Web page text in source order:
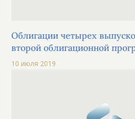
Облигации четырех
второй облигационной
"Национальная компания
10 июля 2019